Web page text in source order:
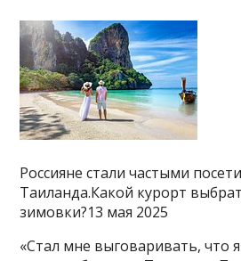
Россияне стали частыми
Таиланда.Какой курорт
зимовки?13 мая 2025
«Стал мне выговаривать, что